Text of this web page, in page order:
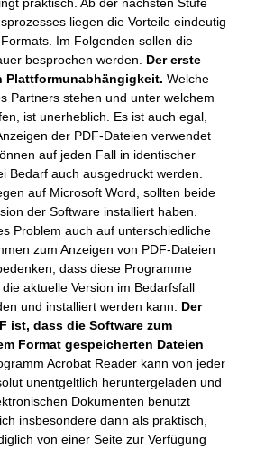
liegen die Vorteile eindeutig
Im Folgenden sollen die
besprochen werden. Der erste
Plattformunabhängigkeit. Welche
Partners stehen und unter welchem
ist unerheblich. Es ist auch egal,
der PDF-Dateien verwendet
auf jeden Fall in identischer
Bedarf auch ausgedruckt werden.
auf Microsoft Word, sollten beide
der Software installiert haben.
Problem auch auf unterschiedliche
zum Anzeigen von PDF-Dateien
dass diese Programme
aktuelle Version im Bedarfsfall
und installiert werden kann. Der
ist, dass die Software zum
Format gespeicherten Dateien
Acrobat Reader kann von jeder
unentgeltlich heruntergeladen und
Dokumenten benutzt
insbesondere dann als praktisch,
von einer Seite zur Verfügung